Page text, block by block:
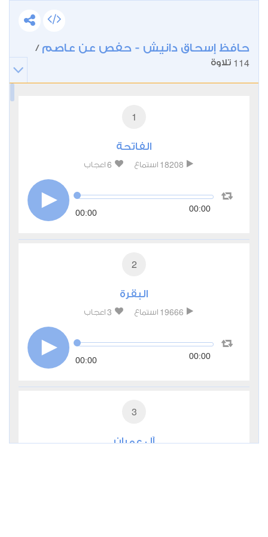
حافظ إسحاق دانيش - حفص عن عاصم /
114 تلاوة
1
الفاتحة
18208 استماع 6 اعجاب
00:00 00:00
2
البقرة
19666 استماع 3 اعجاب
00:00 00:00
3
آل عمران